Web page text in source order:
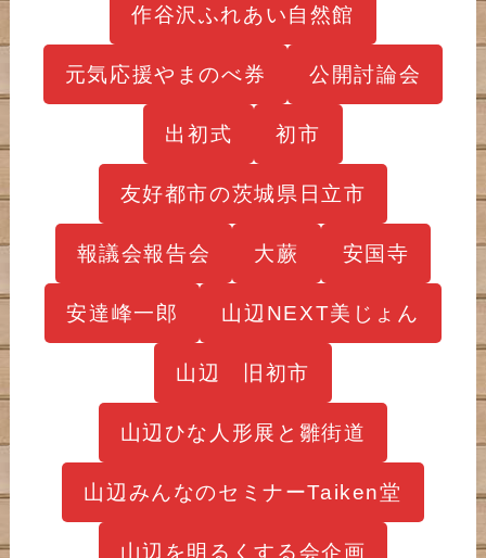
作谷沢ふれあい自然館
元気応援やまのべ券 公開討論会
出初式 初市
友好都市の茨城県日立市
報議会報告会 大蕨 安国寺
安達峰一郎 山辺NEXT美じょん
山辺 旧初市
山辺ひな人形展と雛街道
山辺みんなのセミナーTaiken堂
山辺を明るくする会企画